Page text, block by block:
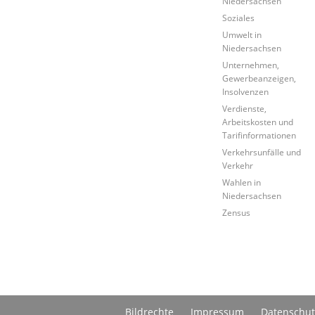
Soziales
Umwelt in
Niedersachsen
Unternehmen,
Gewerbeanzeigen,
Insolvenzen
Verdienste,
Arbeitskosten und
Tarifinformationen
Verkehrsunfälle und
Verkehr
Wahlen in
Niedersachsen
Zensus
Bildrechte Impressum